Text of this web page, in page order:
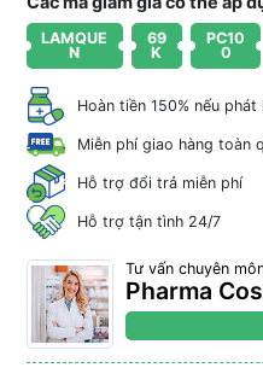
LAMQUE
N
69
K
PC10
0
Hoàn tiền 150% nếu phát
Miễn phí giao hàng toàn
Hỗ trợ đổi trả miễn phí
Hỗ trợ tận tình 24/7
Tư vấn chuyên
Pharma